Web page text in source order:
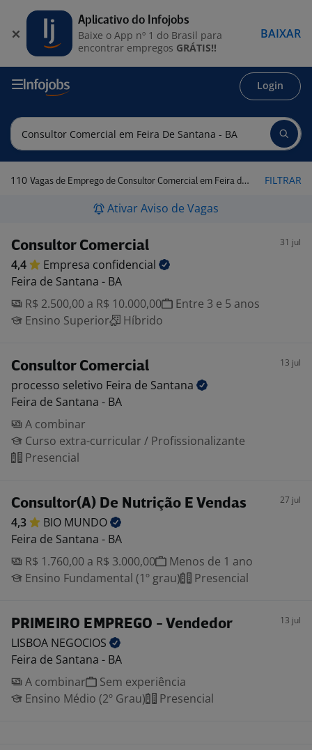
Login
110 Vagas de Emprego de Consultor Comercial em Feira de Santana - BA FILTRAR
Ativar Aviso de Vagas
Consultor Comercial 31 jul
4,4 Empresa confidencial
Feira de Santana - BA
R$ 2.500,00 a R$ 10.000,00
Entre 3 e 5 anos
Ensino Superior
Híbrido
Consultor Comercial 13 jul
processo seletivo Feira de Santana
Feira de Santana - BA
A combinar
Curso extra-curricular / Profissionalizante
Presencial
Consultor(A) De Nutrição E Vendas 27 jul
4,3 BIO MUNDO
Feira de Santana - BA
R$ 1.760,00 a R$ 3.000,00
Menos de 1 ano
Ensino Fundamental (1º grau)
Presencial
PRIMEIRO EMPREGO - Vendedor 13 jul
LISBOA NEGOCIOS
Feira de Santana - BA
A combinar
Sem experiência
Ensino Médio (2º Grau)
Presencial
Aplicativo do Infojobs
Baixe o App nº 1 do Brasil para
encontrar empregos GRÁTIS!!
BAIXAR